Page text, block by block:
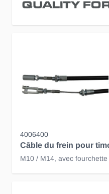
4006400
Câble du frein pour
M10 / M14, avec fourchette